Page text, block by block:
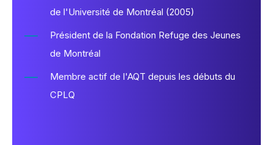
de l'Université de Montréal (2005)
Président de la Fondation Refuge des Jeunes
de Montréal
Membre actif de l'AQT depuis les débuts du
CPLQ